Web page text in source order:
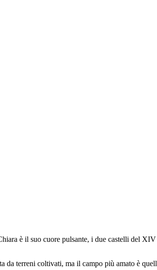
è il suo cuore pulsante, i due castelli del
da terreni coltivati, ma il campo più amato è